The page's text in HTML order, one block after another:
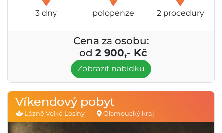
3 dny polopenze 2 procedury
Cena za osobu:
od 2 900,- Kč
Zobrazit nabídku
Víkendový pobyt
Lázně Velké Losiny Olomoucký kraj